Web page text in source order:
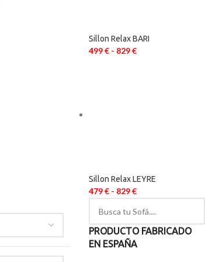
Sillon Relax BARI
499€ - 829€
Sillon Relax LEYRE
479€ - 829€
PRODUCTO FABRICADO
EN ESPAÑA